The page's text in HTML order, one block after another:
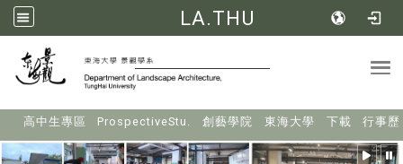
LA.THU
高中生專區 ProspectiveStu. 創藝學院 東海大學 下載 行事歷